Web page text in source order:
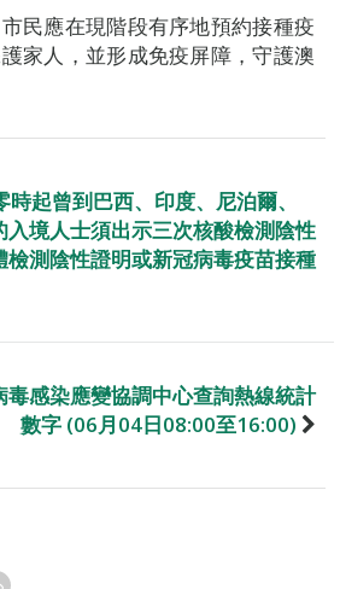
民應在現階段有序地預約接種疫
家人，並形成免疫屏障，守護澳
時起曾到巴西、印度、尼泊爾、
入境人士須出示三次核酸檢測陰性
測陰性證明或新冠病毒疫苗接種
毒感染應變協調中心查詢熱線統計
數字 (06月04日08:00至16:00)